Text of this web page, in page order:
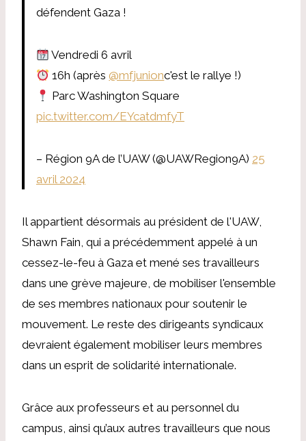
défendent Gaza !
Vendredi 6 avril
16h (après@mfjunionc'est le rallye !)
Parc Washington Square
pic.twitter.com/EYcatdmfyT
– Région 9A de l’UAW (@UAWRegion9A) 25
avril 2024
Il appartient désormais au président de l'UAW,
Shawn Fain, qui a précédemment appelé à un
cessez-le-feu à Gaza et mené ses travailleurs
dans une grève majeure, de mobiliser l'ensemble
de ses membres nationaux pour soutenir le
mouvement. Le reste des dirigeants syndicaux
devraient également mobiliser leurs membres
dans un esprit de solidarité internationale.
Grâce aux professeurs et au personnel du
campus, ainsi qu’aux autres travailleurs que nous